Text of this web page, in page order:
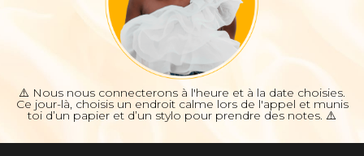
⚠️ Nous nous connecterons à l'heure et à la date choisies.
Ce jour-là, choisis un endroit calme lors de l'appel et munis
toi d’un papier et d’un stylo pour prendre des notes. ⚠️